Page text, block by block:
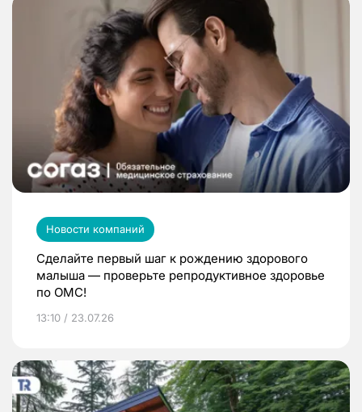
Новости компаний
Сделайте первый шаг к рождению здорового
малыша — проверьте репродуктивное здоровье
по ОМС!
13:10 / 23.07.26